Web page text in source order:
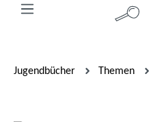
Jugendbücher Themen